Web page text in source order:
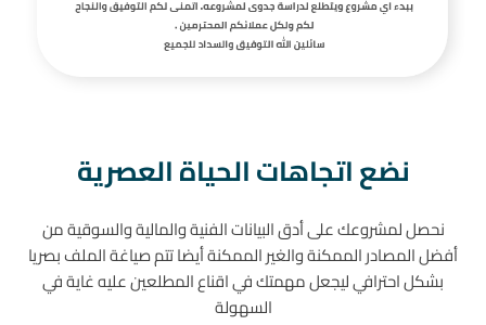
نضع اتجاهات الحياة العصرية
نحصل لمشروعك على أدق البيانات الفنية والمالية والسوقية من
أفضل المصادر الممكنة والغير الممكنة أيضا تتم صياغة الملف بصريا
بشكل احترافي ليجعل مهمتك في اقناع المطلعين عليه غاية في
السهولة